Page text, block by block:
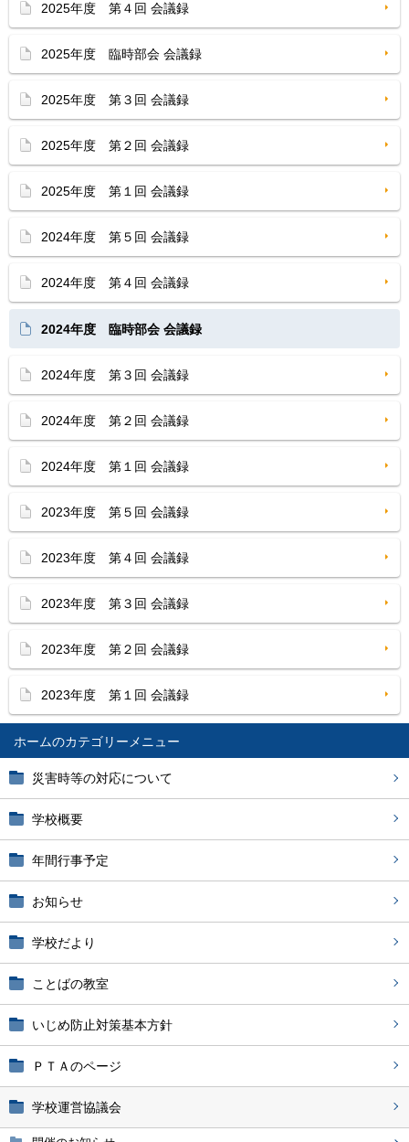
ホーム
災害時等の対応について
学校概要
年間行事予定
お知らせ
学校だより
ことばの教室
いじめ防止対策基本方針
ＰＴＡのページ
学校運営協議会
2025年度 第４回 会議録
2025年度 臨時部会 会議録
2025年度 第３回 会議録
2025年度 第２回 会議録
2025年度 第１回 会議録
2024年度 第５回 会議録
2024年度 第４回 会議録
2024年度 臨時部会 会議録
2024年度 第３回 会議録
2024年度 第２回 会議録
2024年度 第１回 会議録
2023年度 第５回 会議録
2023年度 第４回 会議録
2023年度 第３回 会議録
2023年度 第２回 会議録
2023年度 第１回 会議録